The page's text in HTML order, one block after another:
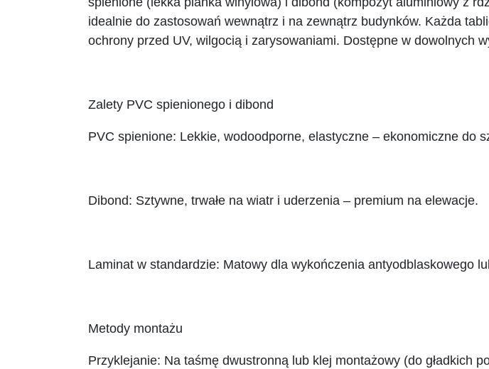
idealnie do zastosowań wewnątrz i na zewnątrz budynków. Każda
ochrony przed UV, wilgocią i zarysowaniami. Dostępne w dowolnych
Zalety PVC spienionego i dibond
PVC spienione: Lekkie, wodoodporne, elastyczne – ekonomiczne do
Dibond: Sztywne, trwałe na wiatr i uderzenia – premium na elewacje.
Laminat w standardzie: Matowy dla wykończenia antyodblaskowego
Metody montażu
Przyklejanie: Na taśmę dwustronną lub klej montażowy (do gładkich